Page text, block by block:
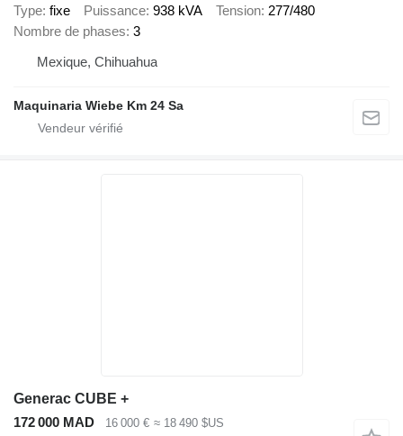
Type fixe Puissance 938 kVA Tension 277/480
Nombre de phases 3
Mexique, Chihuahua
Maquinaria Wiebe Km 24 Sa
Generac CUBE +
172 000 MAD
16 000 € ≈ 18 490 $US